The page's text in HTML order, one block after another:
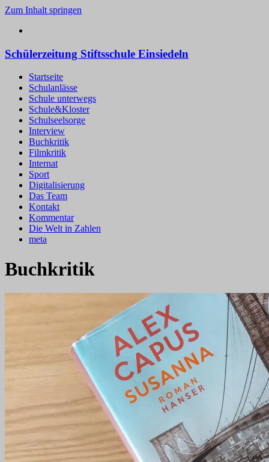
Zum Inhalt springen
Schülerzeitung Stiftsschule Einsiedeln
Startseite
Schulanlässe
Schule unterwegs
Schule&Kloster
Schulseelsorge
Interview
Buchkritik
Filmkritik
Internat
Sport
Digitalisierung
Das Team
Kontakt
Kommentar
Die Welt in Zahlen
meta
Buchkritik